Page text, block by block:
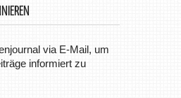
via E-Mail, um
informiert zu